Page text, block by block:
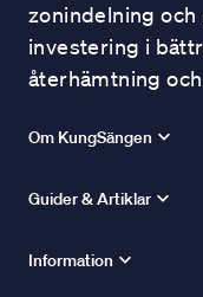
zonindelning
investering i
återhämtning
Om KungSängen
Guider & Artiklar
Information